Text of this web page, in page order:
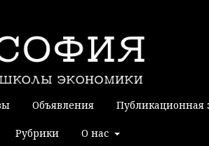
Объявления Публикационная
Рубрики О нас